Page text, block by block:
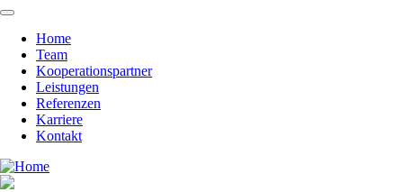
Skip
main
content
Main
navigation
Home
Team
Kooperationspartner
Leistungen
Referenzen
Karriere
Kontakt